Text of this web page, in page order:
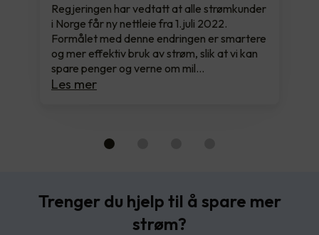
Regjeringen har vedtatt at alle strømkunder
i Norge får ny nettleie fra 1.juli 2022.
Formålet med denne endringen er smartere
og mer effektiv bruk av strøm, slik at vi kan
spare penger og verne om mil…
Les mer
Trenger du hjelp til å spare mer
strøm?